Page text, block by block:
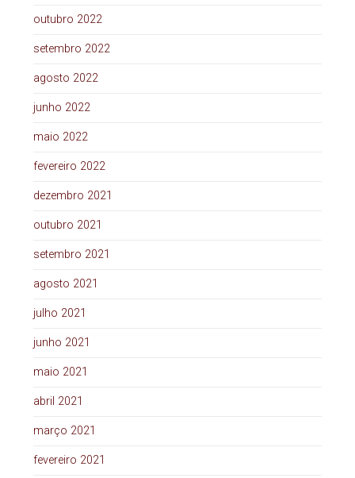
outubro 2022
setembro 2022
agosto 2022
junho 2022
maio 2022
fevereiro 2022
dezembro 2021
outubro 2021
setembro 2021
agosto 2021
julho 2021
junho 2021
maio 2021
abril 2021
março 2021
fevereiro 2021